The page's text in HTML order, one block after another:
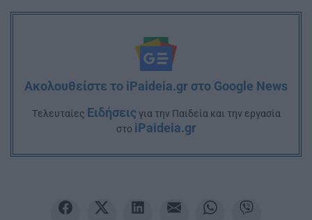
Ακολουθείστε το iPaideia.gr στο Google News
Tελευταίες Ειδήσειςγια την Παιδεία και την εργασία
στο iPaideia.gr